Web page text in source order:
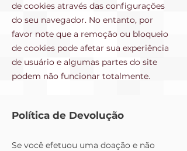
de cookies através das configurações
do seu navegador. No entanto, por
favor note que a remoção ou bloqueio
de cookies pode afetar sua experiência
de usuário e algumas partes do site
podem não funcionar totalmente.
Política de Devolução
Se você efetuou uma doação e não